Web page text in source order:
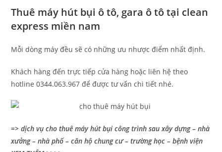
Thuê máy hút bụi ô tô, gara ô tô tại clean
express miền nam
Mỗi dòng máy đều sẽ có những ưu nhược điểm nhất định.
Khách hàng đến trực tiếp cửa hàng hoặc liên hệ theo
hotline 0344.063.967 để được tư vấn chi tiết nhé.
=> dịch vụ cho thuê máy hút bụi công trình sau xây dựng – nhà
xưởng – nhà phố – căn hộ chung cư – trường học – bệnh viện